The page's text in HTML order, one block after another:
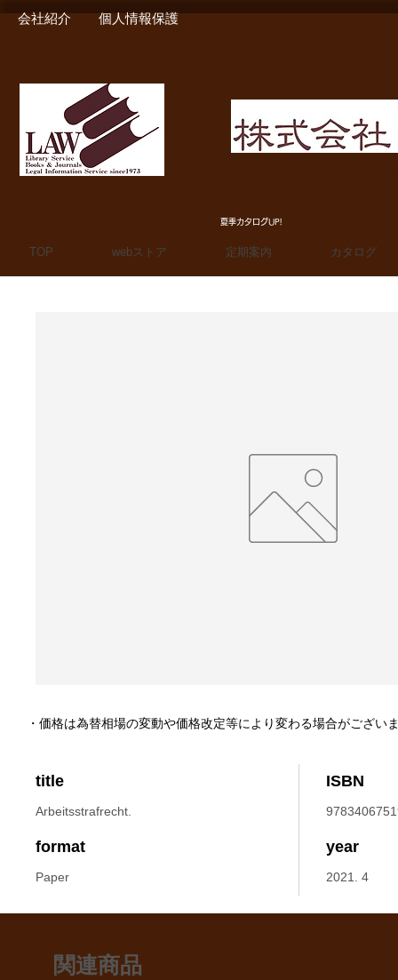
会社紹介 個人情報保護
夏季カタログUP!
TOP webストア 定期案内 カタログ
title
Arbeitsstrafrecht.
ISBN
format
Paper
year
2021. 4
・価格は為替相場の変動や価格改定等により変わる場合がござい
関連商品